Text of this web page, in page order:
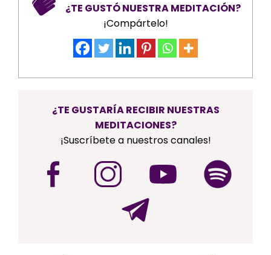
¿TE GUSTÓ NUESTRA MEDITACIÓN?
¡Compártelo!
¿TE GUSTARÍA RECIBIR NUESTRAS
MEDITACIONES?
¡Suscríbete a nuestros canales!